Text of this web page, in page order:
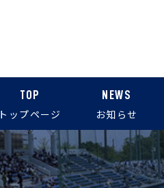
TOP
トップページ
NEWS
お知らせ